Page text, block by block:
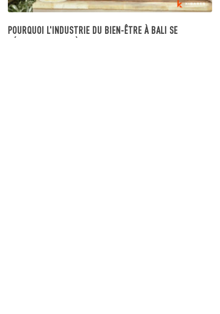
POURQUOI L'INDUSTRIE DU BIEN-ÊTRE À BALI SE
DÉVELOPPE AU-DELÀ DU TOURISME